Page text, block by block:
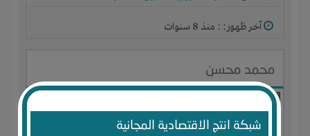
شبكة انتج الاقتصادية المجانية
آخر ظهور: : منذ 8 سنوات
محمد محسن